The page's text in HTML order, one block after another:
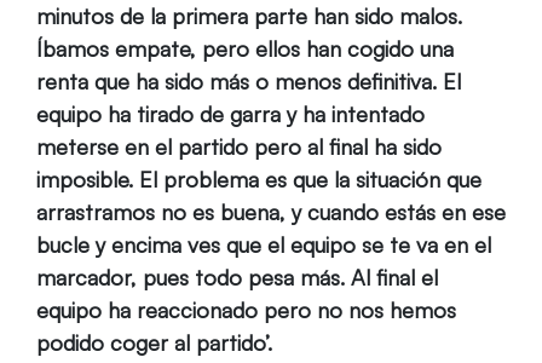
minutos de la primera parte han sido malos.
Íbamos empate, pero ellos han cogido una
renta que ha sido más o menos definitiva. El
equipo ha tirado de garra y ha intentado
meterse en el partido pero al final ha sido
imposible. El problema es que la situación que
arrastramos no es buena, y cuando estás en ese
bucle y encima ves que el equipo se te va en el
marcador, pues todo pesa más. Al final el
equipo ha reaccionado pero no nos hemos
podido coger al partido’.